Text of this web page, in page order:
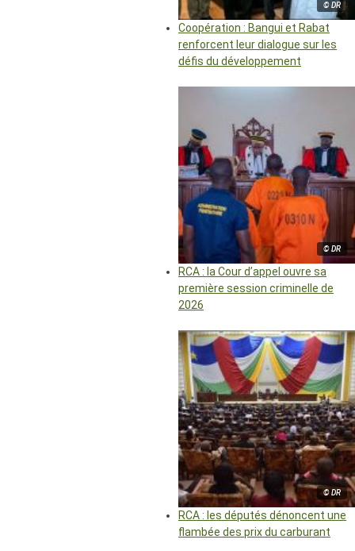
© DR
Coopération : Bangui et Rabat
renforcent leur dialogue sur les
défis du développement
© DR
RCA : la Cour d’appel ouvre sa
première session criminelle de
2026
© DR
RCA : les députés dénoncent une
flambée des prix du carburant